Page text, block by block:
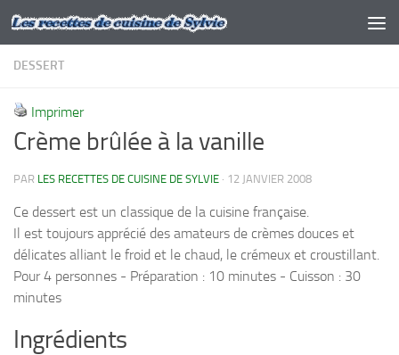
Skip to content
DESSERT
Imprimer
Crème brûlée à la vanille
PAR LES RECETTES DE CUISINE DE SYLVIE · 12 JANVIER 2008
Ce dessert est un classique de la cuisine française.
Il est toujours apprécié des amateurs de crèmes douces et
délicates alliant le froid et le chaud, le crémeux et croustillant.
Pour 4 personnes - Préparation : 10 minutes - Cuisson : 30
minutes
Ingrédients